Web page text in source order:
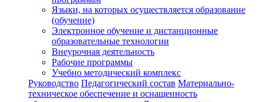
Языки, на которых осуществляется образование
(обучение)
Электронное обучение и дистанционные
образовательные технологии
Внеурочная деятельность
Рабочие программы
Учебно методический комплекс
Руководство Педагогический состав Материально-
техническое обеспечение и оснащенность